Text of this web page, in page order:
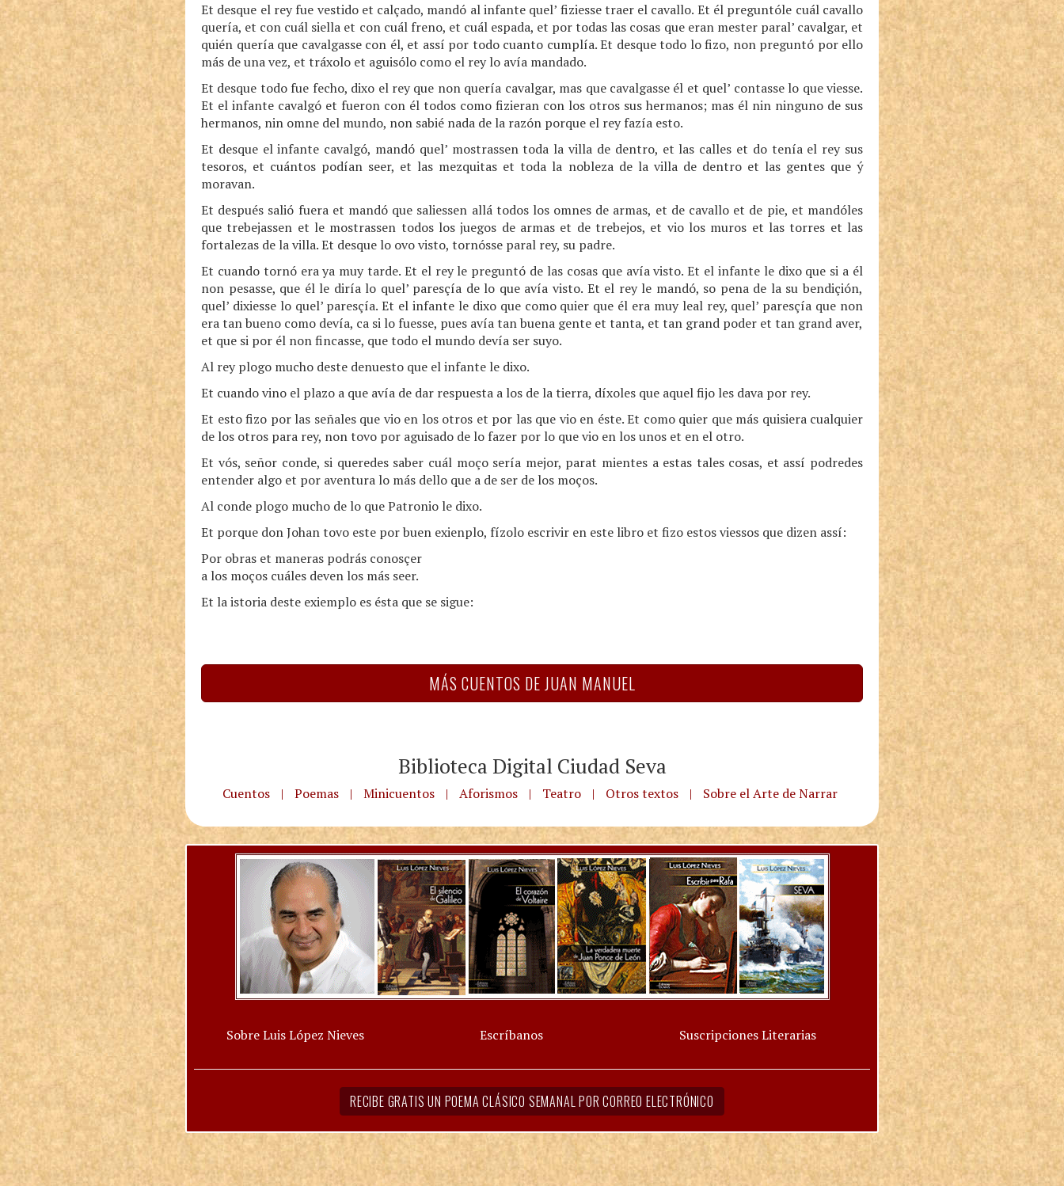
Et desque el rey fue vestido et calçado, mandó al infante quel’ fiziesse traer el cavallo. Et él preguntóle cuál cavallo
quería, et con cuál siella et con cuál freno, et cuál espada, et por todas las cosas que eran mester paral’ cavalgar, et
quién quería que cavalgasse con él, et assí por todo cuanto cumplía. Et desque todo lo fizo, non preguntó por ello
más de una vez, et tráxolo et aguisólo como el rey lo avía mandado.
Et desque todo fue fecho, dixo el rey que non quería cavalgar, mas que cavalgasse él et quel’ contasse lo que viesse.
Et el infante cavalgó et fueron con él todos como fizieran con los otros sus hermanos; mas él nin ninguno de sus
hermanos, nin omne del mundo, non sabié nada de la razón porque el rey fazía esto.
Et desque el infante cavalgó, mandó quel’ mostrassen toda la villa de dentro, et las calles et do tenía el rey sus
tesoros, et cuántos podían seer, et las mezquitas et toda la nobleza de la villa de dentro et las gentes que ý
moravan.
Et después salió fuera et mandó que saliessen allá todos los omnes de armas, et de cavallo et de pie, et mandóles
que trebejassen et le mostrassen todos los juegos de armas et de trebejos, et vio los muros et las torres et las
fortalezas de la villa. Et desque lo ovo visto, tornósse paral rey, su padre.
Et cuando tornó era ya muy tarde. Et el rey le preguntó de las cosas que avía visto. Et el infante le dixo que si a él
non pesasse, que él le diría lo quel’ paresçía de lo que avía visto. Et el rey le mandó, so pena de la su bendiçión,
quel’ dixiesse lo quel’ paresçía. Et el infante le dixo que como quier que él era muy leal rey, quel’ paresçía que non
era tan bueno como devía, ca si lo fuesse, pues avía tan buena gente et tanta, et tan grand poder et tan grand aver,
et que si por él non fincasse, que todo el mundo devía ser suyo.
Al rey plogo mucho deste denuesto que el infante le dixo.
Et cuando vino el plazo a que avía de dar respuesta a los de la tierra, díxoles que aquel fijo les dava por rey.
Et esto fizo por las señales que vio en los otros et por las que vio en éste. Et como quier que más quisiera cualquier
de los otros para rey, non tovo por aguisado de lo fazer por lo que vio en los unos et en el otro.
Et vós, señor conde, si queredes saber cuál moço sería mejor, parat mientes a estas tales cosas, et assí podredes
entender algo et por aventura lo más dello que a de ser de los moços.
Al conde plogo mucho de lo que Patronio le dixo.
Et porque don Johan tovo este por buen exienplo, fízolo escrivir en este libro et fizo estos viessos que dizen assí:
Por obras et maneras podrás conosçer
a los moços cuáles deven los más seer.
Et la istoria deste exiemplo es ésta que se sigue:
MÁS CUENTOS DE JUAN MANUEL
Biblioteca Digital Ciudad Seva
Cuentos | Poemas | Minicuentos | Aforismos | Teatro | Otros textos | Sobre el Arte de Narrar
Sobre Luis López Nieves Escríbanos Suscripciones Literarias
RECIBE GRATIS UN POEMA CLÁSICO SEMANAL POR CORREO ELECTRÓNICO